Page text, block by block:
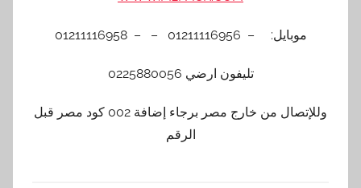
– 01211116956 – – 01211116958
تليفون ارضي 0225880056
وللإتصال من خارج مصر برجاء إضافة 002 كود مصر قبل